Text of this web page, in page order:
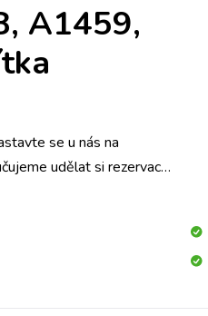
A1459,
se u nás na
udělat si rezervaci